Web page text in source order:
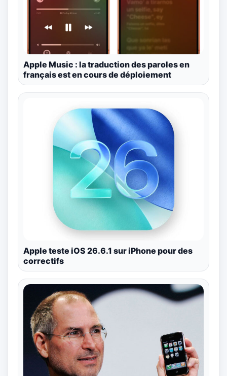
Apple Music : la traduction des paroles en
français est en cours de déploiement
Apple teste iOS 26.6.1 sur iPhone pour des
correctifs